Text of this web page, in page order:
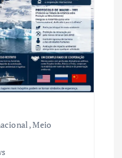
,Meio